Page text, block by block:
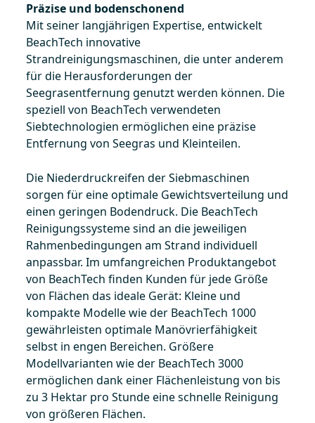
Präzise und bodenschonend
Mit seiner langjährigen Expertise, entwickelt
BeachTech innovative
Strandreinigungsmaschinen, die unter anderem
für die Herausforderungen der
Seegrasentfernung genutzt werden können. Die
speziell von BeachTech verwendeten
Siebtechnologien ermöglichen eine präzise
Entfernung von Seegras und Kleinteilen.
Die Niederdruckreifen der Siebmaschinen
sorgen für eine optimale Gewichtsverteilung und
einen geringen Bodendruck. Die BeachTech
Reinigungssysteme sind an die jeweiligen
Rahmenbedingungen am Strand individuell
anpassbar. Im umfangreichen Produktangebot
von BeachTech finden Kunden für jede Größe
von Flächen das ideale Gerät: Kleine und
kompakte Modelle wie der BeachTech 1000
gewährleisten optimale Manövrierfähigkeit
selbst in engen Bereichen. Größere
Modellvarianten wie der BeachTech 3000
ermöglichen dank einer Flächenleistung von bis
zu 3 Hektar pro Stunde eine schnelle Reinigung
von größeren Flächen.